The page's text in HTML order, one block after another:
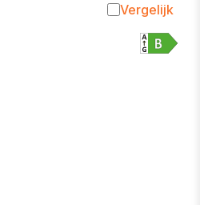
Vergelijk